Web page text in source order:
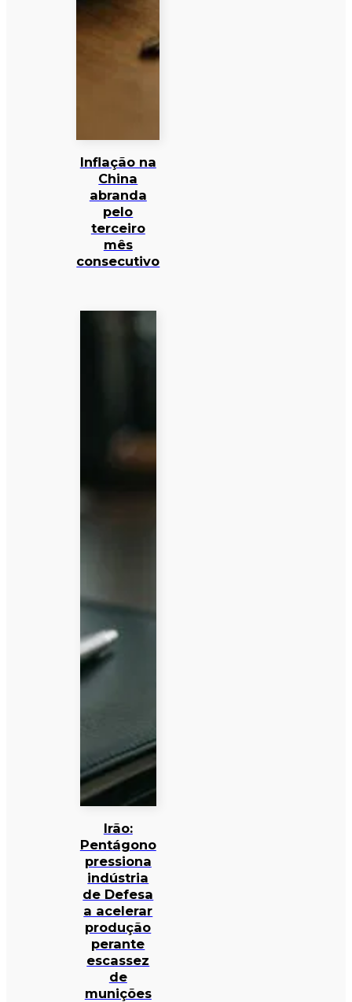
Inflação na
China
abranda
pelo
terceiro
mês
consecutivo
Irão:
Pentágono
pressiona
indústria
de Defesa
a acelerar
produção
perante
escassez
de
munições